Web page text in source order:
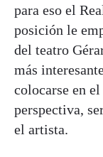
para eso el
posición le
del teatro
más
colocarse en
perspectiva,
el artista.